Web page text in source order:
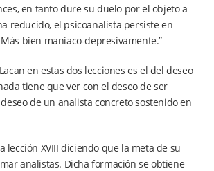
en tanto dure su duelo por el objeto a
reducido, el psicoanalista persiste en
bien maniaco-depresivamente.”
en estas dos lecciones es el del deseo
tiene que ver con el deseo de ser
de un analista concreto sostenido en
lección XVIII diciendo que la meta de su
analistas. Dicha formación se obtiene